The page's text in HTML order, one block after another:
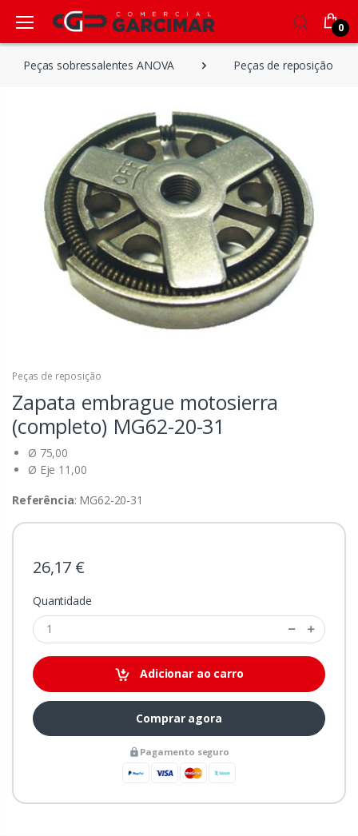
0
Peças sobressalentes ANOVA Peças de reposição
Peças de reposição
Zapata embrague motosierra
(completo) MG62-20-31
Ø 75,00
Ø Eje 11,00
Referência: MG62-20-31
26,17 €
Quantidade
Adicionar ao carro
Comprar agora
Pagamento seguro